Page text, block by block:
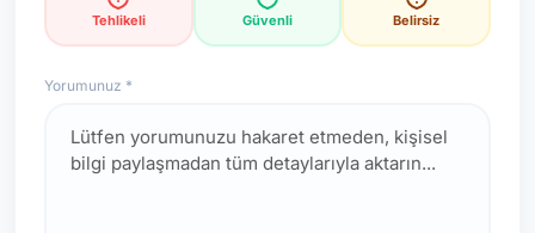
Tehlikeli Güvenli Belirsiz
Yorumunuz *